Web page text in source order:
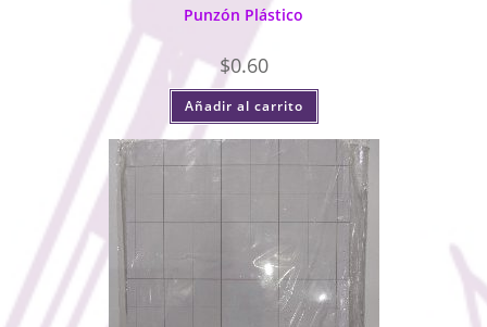
Punzón Plástico
$0.60
Añadir al carrito